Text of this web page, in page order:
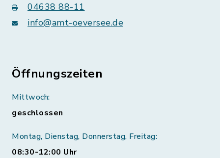
04638 88-11
info@amt-oeversee.de
Öffnungszeiten
Mittwoch:
geschlossen
Montag, Dienstag, Donnerstag, Freitag:
08:30-12:00 Uhr